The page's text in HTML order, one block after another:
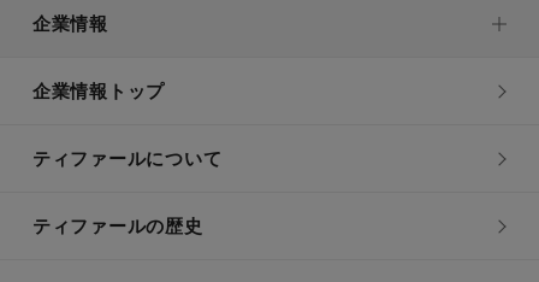
企業情報
企業情報トップ
ティファールについて
ティファールの歴史